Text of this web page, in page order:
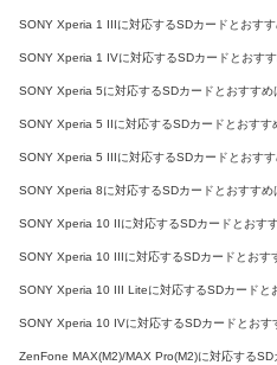
SONY Xperia 1 IIIに対応するSDカードとおすす
SONY Xperia 1 IVに対応するSDカードとおす
SONY Xperia 5に対応するSDカードとおすすめ
SONY Xperia 5 IIに対応するSDカードとおすす
SONY Xperia 5 IIIに対応するSDカードとおすす
SONY Xperia 8に対応するSDカードとおすすめ
SONY Xperia 10 IIに対応するSDカードとおす
SONY Xperia 10 IIIに対応するSDカードとおす
SONY Xperia 10 III Liteに対応するSDカードと
SONY Xperia 10 IVに対応するSDカードとおす
ZenFone MAX(M2)/MAX Pro(M2)に対応するSD